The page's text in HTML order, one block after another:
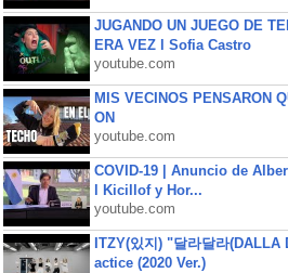
JUGANDO UN JUEGO DE
ERA VEZ l Sofia Castro
youtube.com
MIS VECINOS PENSARON
ON
youtube.com
COVID-19 | Anuncio de
l Kicillof y Hor...
youtube.com
ITZY(있지) "달라달라
actice (2020 Ver.)